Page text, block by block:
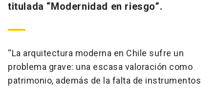
titulada “Modernidad en riesgo”.
“La arquitectura moderna en Chile sufre un
problema grave: una escasa valoración como
patrimonio, además de la falta de instrumentos